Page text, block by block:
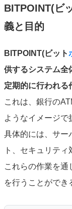
BITPOINT(ビ
義と目的
BITPOINT(ビット
供するシステム全
定期的に行われる
これは、銀行の
ようなイメージで
具体的には、サー
ト、セキュリティ
これらの作業を通
を行うことができ